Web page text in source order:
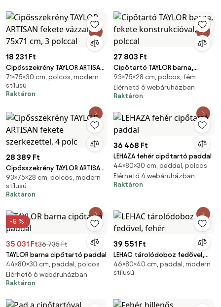
18 231 Ft
Cipősszekrény TAYLOR ARTISAN
fekete vázzal 75x71 cm, 3
polccal
71×75×30 cm, polcos, modern
stílusú
Raktáron
27 803 Ft
Cipőtartó TAYLOR barna,
fekete konstrukcióval, 4
polccal
93×75×28 cm, polcos, fém
Elérhető 6 webáruházban
Raktáron
28 389 Ft
Cipősszekrény TAYLOR ARTISAN
fekete szerkezettel, 4 polc
93×75×28 cm, polcos, modern
stílusú
Raktáron
36 468 Ft
LEHAZA fehér cipőtartó paddal
44×80×30 cm, paddal, polcos
Elérhető 4 webáruházban
Raktáron
-5 %
35 031 Ft36 735 Ft
TAYLOR barna cipőtartó paddal
44×80×30 cm, paddal, polcos
Elérhető 6 webáruházban
Raktáron
39 551 Ft
LEHAC tárolódoboz fedővel,
fehér
46×80×40 cm, paddal, modern
stílusú